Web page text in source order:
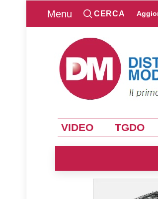
Menu CERCA
VIDEO TGDO